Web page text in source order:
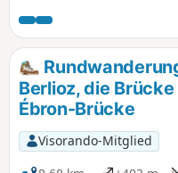
Moucherolle und weiter
Serpaton und den Rocher
Die Route, die oft durch
ermöglicht es Ihnen
recht kuriose Gipfel zu
Palais und Château Vert,
die aus einem herrlichen
herausragen.
Berlioz, die
Ébron-Brücke
Visorando-Mitglied